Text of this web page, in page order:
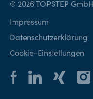
Kontakt
© 2026 TOPSTEP GmbH
Impressum
Datenschutzerklärung
Cookie-Einstellungen